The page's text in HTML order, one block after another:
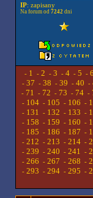
IP: zapisany
Na forum od 7242dni
- 1 - 2 - 3 - 4 - 5 - 6
- 37 - 38 - 39 - 40 -
- 71 - 72 - 73 - 74 -
- 104- 105 - 106 -
- 131 - 132 - 133 -
- 158 - 159 - 160 -
- 185 - 186 - 187 -
- 212 - 213 - 214-
- 239 - 240 - 241 -
- 266 - 267 - 268 -
- 293 - 294- 295 -